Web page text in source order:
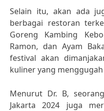
Selain itu, akan ada
berbagai restoran
Goreng Kambing
Ramon, dan Ayam
festival akan
kuliner yang menggugah
Menurut Dr. B,
Jakarta 2024 juga